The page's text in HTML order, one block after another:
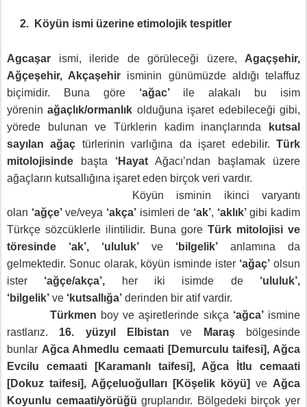
2. Köyün ismi üzerine etimolojik tespitler
Agcaşar ismi, ileride de görüleceği üzere, Agaçşehir,
Ağçeşehir, Akçaşehir isminin günümüzde aldığı telaffuz
biçimidir. Buna göre ‘ağac’ile alakalı bu isim
yöreninağaçlık/ormanlık olduğuna işaret edebileceği gibi,
yörede bulunan ve Türklerin kadim inançlarında
kutsal
sayılan ağaç türlerinin varlığına da işaret edebilir. Türk
mitolojisinde
başta ‘HayatAğacı’ndan başlamak üzere
ağaçların kutsallığına işaret eden birçok veri vardır.
Köyün isminin ikinci varyantı
olan ‘ağçe’ve/veya ‘akça’ isimleri de ‘ak’, ‘akl ık’gibi kadim
Türkçe sözcüklerle ilintilidir. Buna gore Türk mitolojisi ve
töresinde ‘ak’, ‘ululuk’ ve ‘bilgelik’ anlamına da
gelmektedir. Sonuc olarak, köyün isminde ister ‘ağaç’ olsun
ister ‘ağçe/akça’, her iki isimde de ‘ululuk’,
‘bilgelik’ ve ‘kutsall ığa’ derinden bir atif vardir.
Türkmen boy ve aşiretlerinde sıkça ‘ağca’ ismine
rastlarız. 16. yüzyıl Elbistanve Maraş
bölgesinde
bunlar Ağca Ahmedlu cemaati [Demurculu taifesi], Ağca
Evcilu cemaati [Karamanlı taifesi], Ağca İtlu cemaati
[Dokuz taifesi], Ağçeluoğulları [Köşelik köyü] ve Ağca
Koyunlu cemaati/yörüğügruplarıdır. Bölgedeki birçok yer